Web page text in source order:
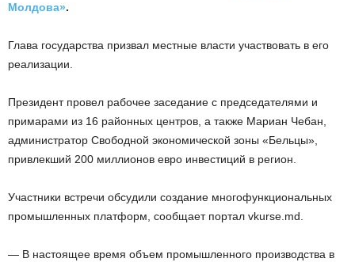
Молдова».
Глава государства призвал местные власти участвовать в его
реализации.
Президент провел рабочее заседание с председателями и
примарами из 16 районных центров, а также Мариан Чебан,
администратор Свободной экономической зоны «Бельцы»,
привлекший 200 миллионов евро инвестиций в регион.
Участники встречи обсудили создание многофункциональных
промышленных платформ, сообщает портал vkurse.md.
— В настоящее время объем промышленного производства в